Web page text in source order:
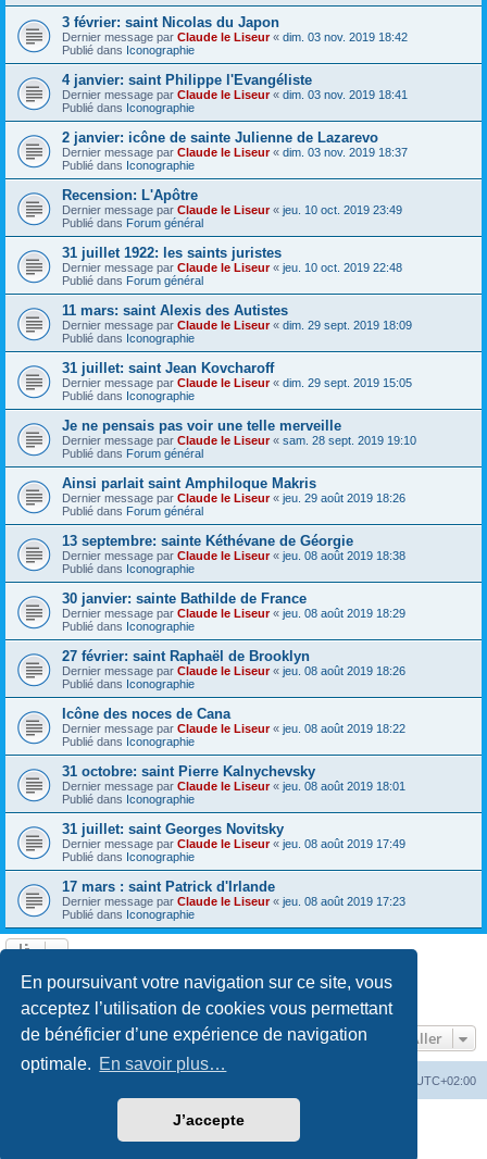
En poursuivant votre navigation sur ce site, vous
acceptez l’utilisation de cookies vous permettant
de bénéficier d’une expérience de navigation
optimale. En savoir plus…
J’accepte
3 février: saint Nicolas du Japon
Dernier message par Claude le Liseur« dim. 03 nov. 2019 18:42
Publié dans Iconographie
4 janvier: saint Philippe l'Evangéliste
Dernier message par Claude le Liseur« dim. 03 nov. 2019 18:41
Publié dans Iconographie
2 janvier: icône de sainte Julienne de Lazarevo
Dernier message par Claude le Liseur« dim. 03 nov. 2019 18:37
Publié dans Iconographie
Recension: L'Apôtre
Dernier message par Claude le Liseur« jeu. 10 oct. 2019 23:49
Publié dans Forum général
31 juillet 1922: les saints juristes
Dernier message par Claude le Liseur« jeu. 10 oct. 2019 22:48
Publié dans Forum général
11 mars: saint Alexis des Autistes
Dernier message par Claude le Liseur« dim. 29 sept. 2019 18:09
Publié dans Iconographie
31 juillet: saint Jean Kovcharoff
Dernier message par Claude le Liseur« dim. 29 sept. 2019 15:05
Publié dans Iconographie
Je ne pensais pas voir une telle merveille
Dernier message par Claude le Liseur« sam. 28 sept. 2019 19:10
Publié dans Forum général
Ainsi parlait saint Amphiloque Makris
Dernier message par Claude le Liseur« jeu. 29 août 2019 18:26
Publié dans Forum général
13 septembre: sainte Kéthévane de Géorgie
Dernier message par Claude le Liseur« jeu. 08 août 2019 18:38
Publié dans Iconographie
30 janvier: sainte Bathilde de France
Dernier message par Claude le Liseur« jeu. 08 août 2019 18:29
Publié dans Iconographie
27 février: saint Raphaël de Brooklyn
Dernier message par Claude le Liseur« jeu. 08 août 2019 18:26
Publié dans Iconographie
Icône des noces de Cana
Dernier message par Claude le Liseur« jeu. 08 août 2019 18:22
Publié dans Iconographie
31 octobre: saint Pierre Kalnychevsky
Dernier message par Claude le Liseur« jeu. 08 août 2019 18:01
Publié dans Iconographie
31 juillet: saint Georges Novitsky
Dernier message par Claude le Liseur« jeu. 08 août 2019 17:49
Publié dans Iconographie
17 mars : saint Patrick d'Irlande
Dernier message par Claude le Liseur« jeu. 08 août 2019 17:23
Publié dans Iconographie
Page1sur20
3
Aller
UTC+02:00
phpBB® Forum Software © phpBB Limited
©